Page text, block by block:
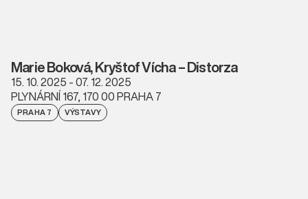
Marie Boková, Kryštof Vícha – Distorza
15. 10. 2025 - 07. 12. 2025
PLYNÁRNÍ 167, 170 00 PRAHA 7
PRAHA 7 VÝSTAVY